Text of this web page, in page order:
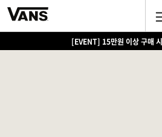
[EVENT] 15만원 이상 구매